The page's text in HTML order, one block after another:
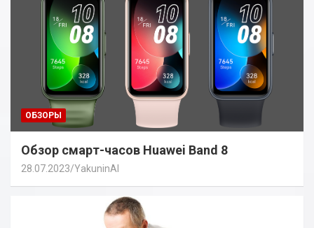
ОБЗОРЫ
Обзор смарт-часов Huawei Band 8
28.07.2023 YakuninAI